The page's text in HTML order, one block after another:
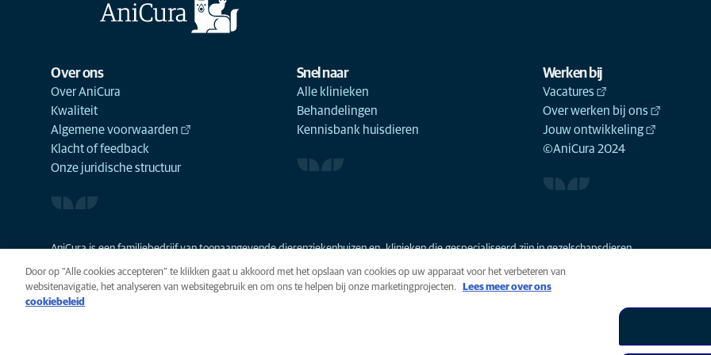
Over ons
Over AniCura
Kwaliteit
Algemene voorwaarden
Klacht of feedback
Onze juridische structuur
Snel naar
Alle klinieken
Behandelingen
Kennisbank huisdieren
Werken bij
Vacatures
Over werken bij ons
Jouw ontwikkeling
©AniCura 2024
AniCura is een familiebedrijf van toonaangevende dierenziekenhuizen en -klinieken die gespecialiseerd zijn in gezelschapsdieren.
AniCura
Door op “Alle cookies accepteren” te klikken gaat u akkoord met het opslaan van cookies op uw apparaat voor het verbeteren van
websitenavigatie, het analyseren van websitegebruik en om ons te helpen bij onze marketingprojecten.
Lees meer over ons
cookiebeleid